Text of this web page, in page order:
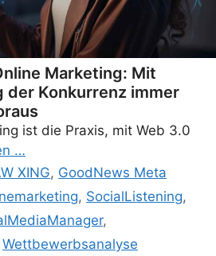
Marketing: Mit
der Konkurrenz immer
ist die Praxis, mit Web 3.0
…
XING, GoodNews Meta
, SocialListening,
,
Wettbewerbsanalyse